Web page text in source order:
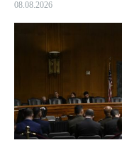
08.08.2026